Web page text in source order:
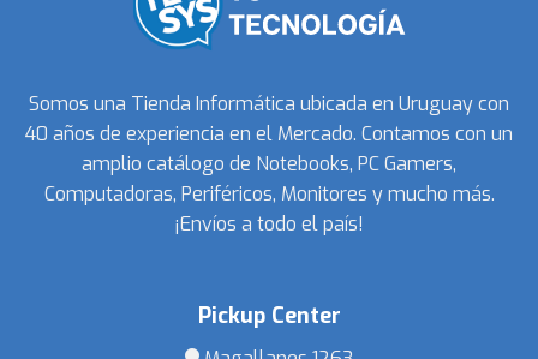
Somos una Tienda Informática ubicada en Uruguay con
40 años de experiencia en el Mercado. Contamos con un
amplio catálogo de Notebooks, PC Gamers,
Computadoras, Periféricos, Monitores y mucho más.
¡Envíos a todo el país!
Pickup Center